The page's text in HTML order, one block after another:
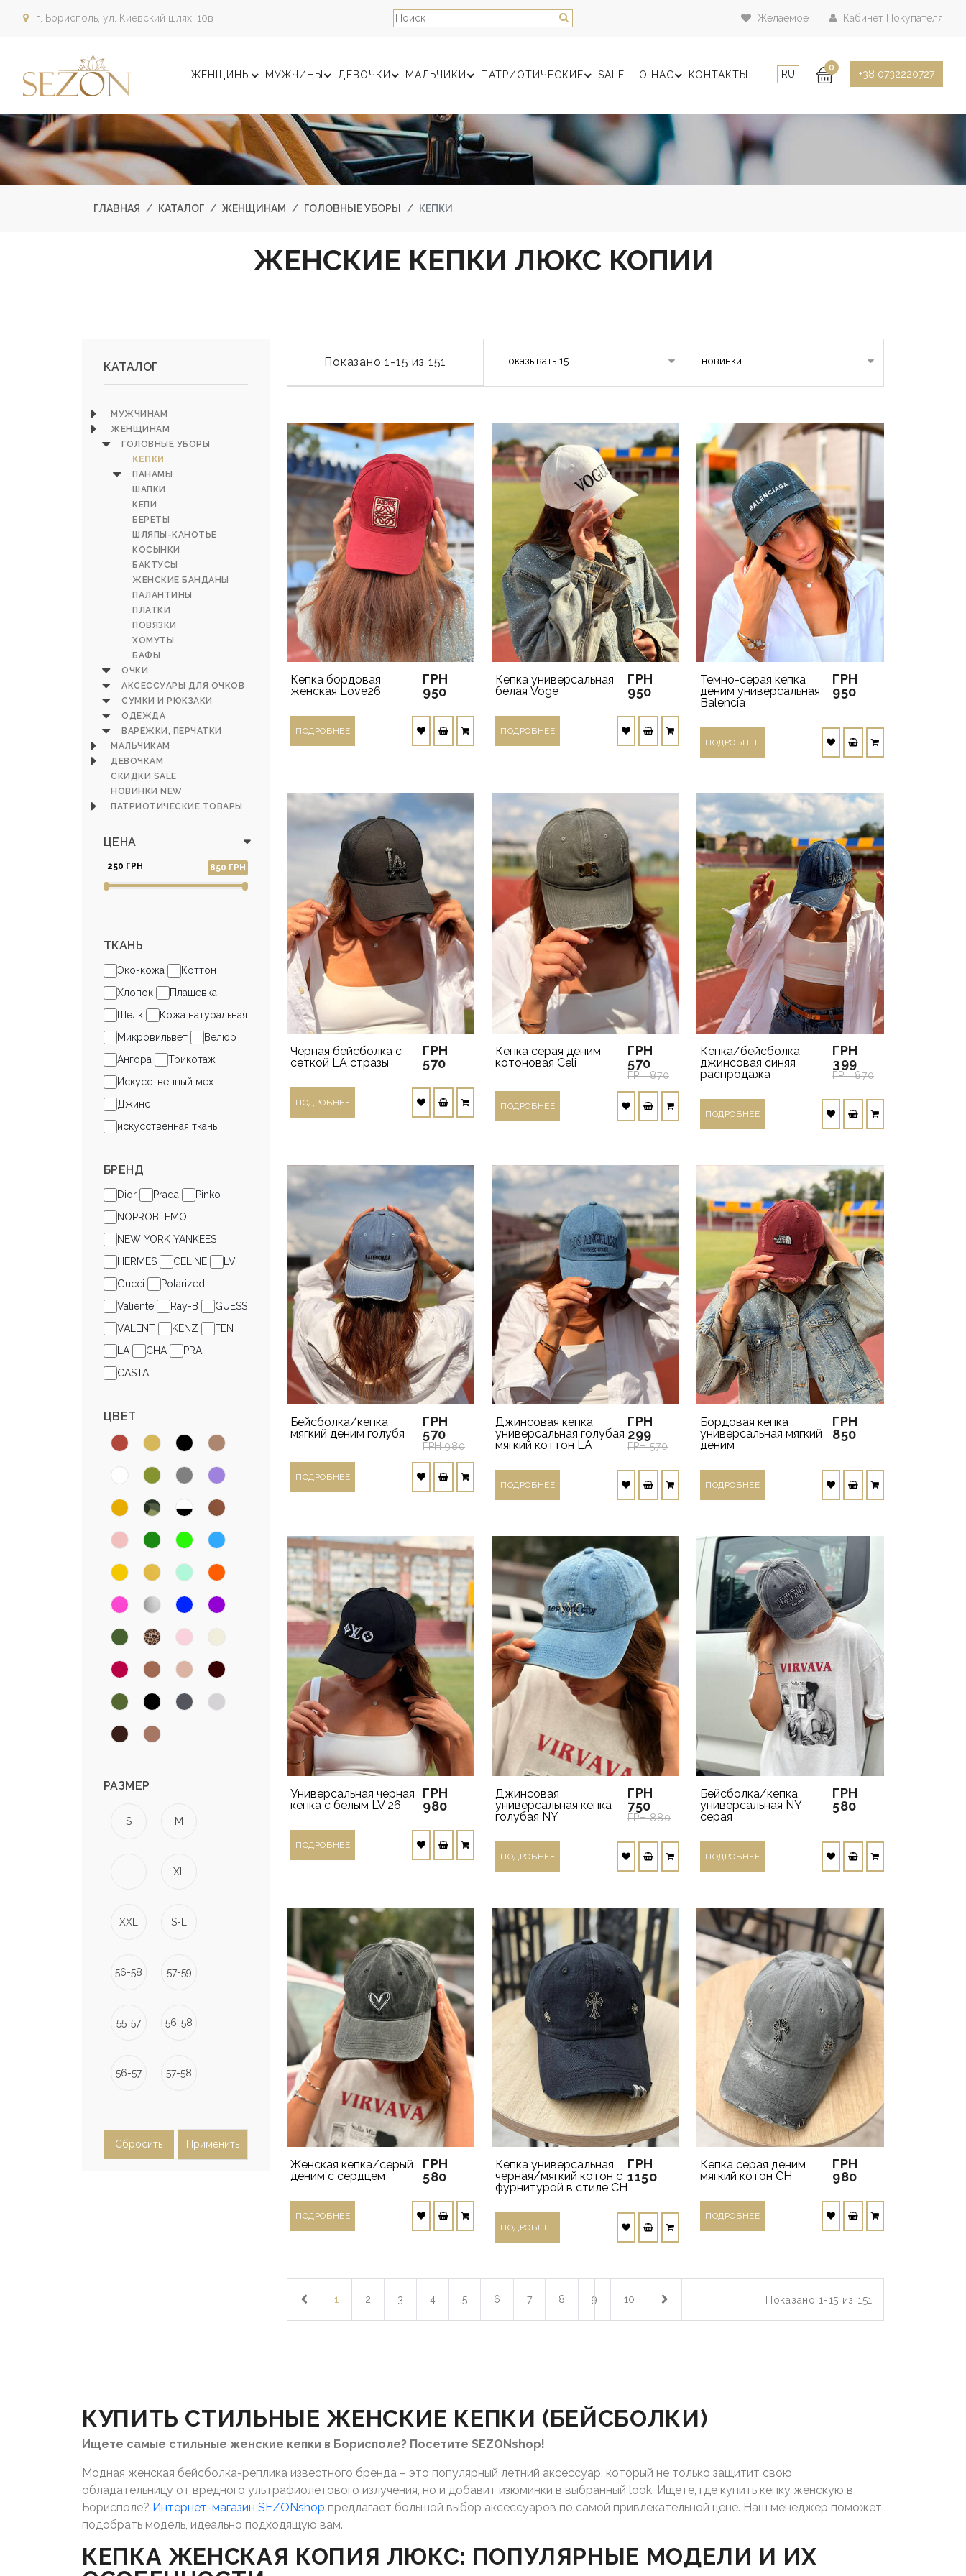
г. Борисполь, ул. Киевский шлях, 10в Желаемое Кабинет Покупателя
ЖЕНЩИНЫ МУЖЧИНЫ ДЕВОЧКИ МАЛЬЧИКИ ПАТРИОТИЧЕСКИЕ SALE О НАС КОНТАКТЫ RU
0
+38 0732220727
ГЛАВНАЯ КАТАЛОГ ЖЕНЩИНАМ ГОЛОВНЫЕ УБОРЫ КЕПКИ
ЖЕНСКИЕ КЕПКИ ЛЮКС КОПИИ
КАТАЛОГ
МУЖЧИНАМ
ЖЕНЩИНАМ
ГОЛОВНЫЕ УБОРЫ
КЕПКИ
ПАНАМЫ
ШАПКИ
КЕПИ
БЕРЕТЫ
ШЛЯПЫ-КАНОТЬЕ
КОСЫНКИ
БАКТУСЫ
ЖЕНСКИЕ БАНДАНЫ
ПАЛАНТИНЫ
ПЛАТКИ
ПОВЯЗКИ
ХОМУТЫ
БАФЫ
ОЧКИ
АКСЕССУАРЫ ДЛЯ ОЧКОВ
СУМКИ И РЮКЗАКИ
ОДЕЖДА
ВАРЕЖКИ, ПЕРЧАТКИ
МАЛЬЧИКАМ
ДЕВОЧКАМ
СКИДКИ SALE
НОВИНКИ NEW
ПАТРИОТИЧЕСКИЕ ТОВАРЫ
ЦЕНА
250 ГРН 850 ГРН
ТКАНЬ
Эко-кожа
Коттон
Хлопок
Плащевка
Шелк
Кожа натуральная
Микровильвет
Велюр
Ангора
Трикотаж
Искусственный мех
Джинс
искусственная ткань
БРЕНД
Dior Prada
Pinko
NOPROBLEMO
NEW YORK YANKEES
HERMES
CELINE
LV
Gucci
Polarized
Valiente
Ray-B
GUESS
VALENT
KENZ
FEN
LA
CHA
PRA
CASTA
ЦВЕТ
РАЗМЕР
S M
L XL
XXL S-L
56-58 57-59
55-57 56-58
56-57 57-58
Сбросить Применить
Показано 1-15 из 151
Кепка бордовая
женская Love26
ГРН
950
ПОДРОБНЕЕ
Кепка универсальная
белая Voge
ГРН
950
ПОДРОБНЕЕ
Темно-серая кепка
деним универсальная
Balencia
ГРН
950
ПОДРОБНЕЕ
Черная бейсболка с
сеткой LA стразы
ГРН
570
ПОДРОБНЕЕ
Кепка серая деним
котоновая Celi
ГРН
570
ГРН 870
ПОДРОБНЕЕ
Кепка/бейсболка
джинсовая синяя
распродажа
ГРН
399
ГРН 870
ПОДРОБНЕЕ
Бейсболка/кепка
мягкий деним голубя
ГРН
570
ГРН 980
ПОДРОБНЕЕ
Джинсовая кепка
универсальная голубая
мягкий коттон LA
ГРН
299
ГРН 570
ПОДРОБНЕЕ
Бордовая кепка
универсальная мягкий
деним
ГРН
850
ПОДРОБНЕЕ
Универсальная черная
кепка с белым LV 26
ГРН
980
ПОДРОБНЕЕ
Джинсовая
универсальная кепка
голубая NY
ГРН
750
ГРН 880
ПОДРОБНЕЕ
Бейсболка/кепка
универсальная NY
серая
ГРН
580
ПОДРОБНЕЕ
Женская кепка/серый
деним с сердцем
ГРН
580
ПОДРОБНЕЕ
Кепка универсальная
черная/мягкий котон с
фурнитурой в стиле CH
ГРН
1150
ПОДРОБНЕЕ
Кепка серая деним
мягкий котон CH
ГРН
980
ПОДРОБНЕЕ
1 2 3 4 5 6 7 8 9 10 Показано 1-15 из 151
КУПИТЬ СТИЛЬНЫЕ ЖЕНСКИЕ КЕПКИ (БЕЙСБОЛКИ)
Ищете самые стильные женские кепки в Борисполе? Посетите SEZONshop!
Модная женская бейсболка-реплика известного бренда – это популярный летний аксессуар, который не только защитит свою
обладательницу от вредного ультрафиолетового излучения, но и добавит изюминки в выбранный look. Ищете, где купить кепку женскую в
Борисполе? Интернет-магазин SEZONshop предлагает большой выбор аксессуаров по самой привлекательной цене. Наш менеджер поможет
подобрать модель, идеально подходящую вам.
КЕПКА ЖЕНСКАЯ КОПИЯ ЛЮКС: ПОПУЛЯРНЫЕ МОДЕЛИ И ИХ